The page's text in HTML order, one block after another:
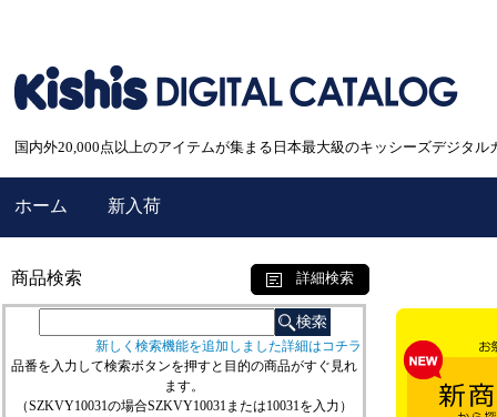
国内外20,000点以上のアイテムが集まる日本最大級のキッシーズデジタル
ホーム 新入荷
商品検索 詳細検索
新しく検索機能を追加しました詳細はコチラ
品番を入力して検索ボタンを押すと目的の商品がすぐ見れ
ます。
（SZKVY10031の場合SZKVY10031または10031を入力）